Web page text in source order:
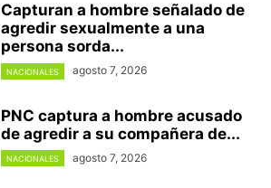
Capturan a hombre señalado de
agredir sexualmente a una
persona sorda...
NACIONALES agosto 7, 2026
PNC captura a hombre acusado
de agredir a su compañera de...
NACIONALES agosto 7, 2026